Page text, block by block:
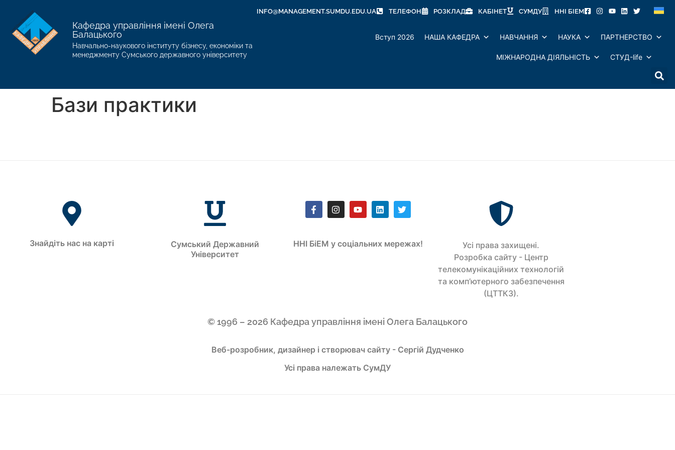
INFO@MANAGEMENT.SUMDU.EDU.UA ТЕЛЕФОН РОЗКЛАД КАБІНЕТ СУМДУ ННІ БІЕМ
Кафедра управління імені Олега
Балацького
Навчально-наукового інституту бізнесу, економіки та
менеджменту Сумського державного університету
Вступ 2026 НАША КАФЕДРА НАВЧАННЯ НАУКА ПАРТНЕРСТВО
МІЖНАРОДНА ДІЯЛЬНІСТЬ СТУД-life
Бази практики
Знайдіть нас на карті
Сумський Державний
Університет
ННІ БіЕМ у соціальних мережах!
Усi права захищенi.
Розробка сайту - Центр
телекомунікаційних технологій
та комп’ютерного забезпечення
(ЦТТКЗ).
© 1996 – 2026 Кафедра управління імені Олега Балацького
Веб-розробник, дизайнер і створювач сайту - Сергій Дудченко
Усі права належать СумДУ